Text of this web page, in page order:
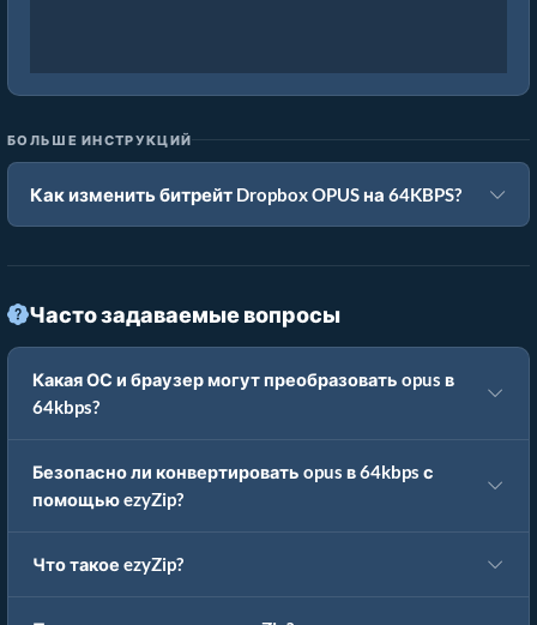
БОЛЬШЕ ИНСТРУКЦИЙ
Как изменить битрейт Dropbox OPUS на 64KBPS?
Часто задаваемые вопросы
Какая ОС и браузер могут преобразовать opus в
64kbps?
Безопасно ли конвертировать opus в 64kbps с
помощью ezyZip?
Что такое ezyZip?